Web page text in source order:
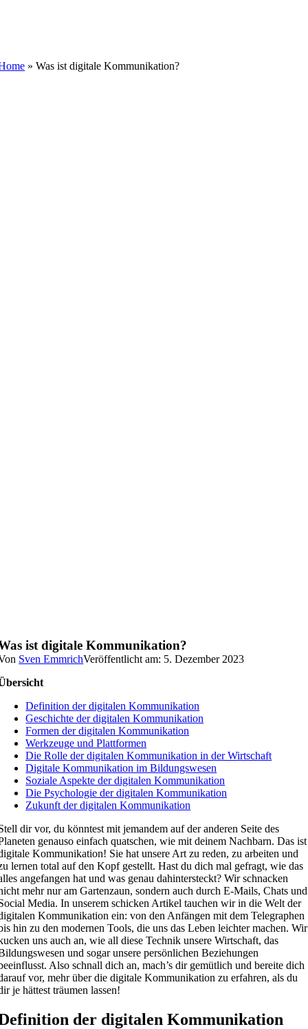
»Was ist digitale Kommunikation?
ist digitale Kommunikation?
Sven EmmrichVeröffentlicht am: 5. Dezember 2023
Definition der digitalen Kommunikation
Geschichte der digitalen Kommunikation
Formen der digitalen Kommunikation
Werkzeuge und Plattformen
Die Rolle der digitalen Kommunikation in der Wirtschaft
Digitale Kommunikation im Bildungswesen
Soziale Aspekte der digitalen Kommunikation
Die Psychologie der digitalen Kommunikation
Zukunft der digitalen Kommunikation
dir vor, du könntest mit jemandem auf der anderen Seite des
genauso einfach quatschen, wie mit deinem Nachbarn. Das ist
Kommunikation! Sie hat unsere Art zu reden, zu arbeiten und
lernen total auf den Kopf gestellt. Hast du dich mal gefragt, wie das
angefangen hat und was genau dahintersteckt? Wir schnacken
mehr nur am Gartenzaun, sondern auch durch E-Mails, Chats und
Media. In unserem schicken Artikel tauchen wir in die Welt der
Kommunikation ein: von den Anfängen mit dem Telegraphen
hin zu den modernen Tools, die uns das Leben leichter machen. Wir
uns auch an, wie all diese Technik unsere Wirtschaft, das
und sogar unsere persönlichen Beziehungen
Also schnall dich an, mach’s dir gemütlich und bereite dich
vor, mehr über die digitale Kommunikation zu erfahren, als du
je hättest träumen lassen!
der digitalen Kommunikation